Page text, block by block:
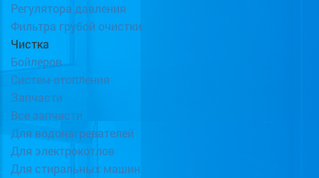
Регулятора давления
Фильтра грубой очистки
Чистка
Бойлеров
Систем отопления
Запчасти
Все запчасти
Для водонагревателей
Для электрокотлов
Для стиральных машин